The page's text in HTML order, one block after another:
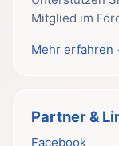
Mitglied im
Mehr erfahren
Partner &
Facebook